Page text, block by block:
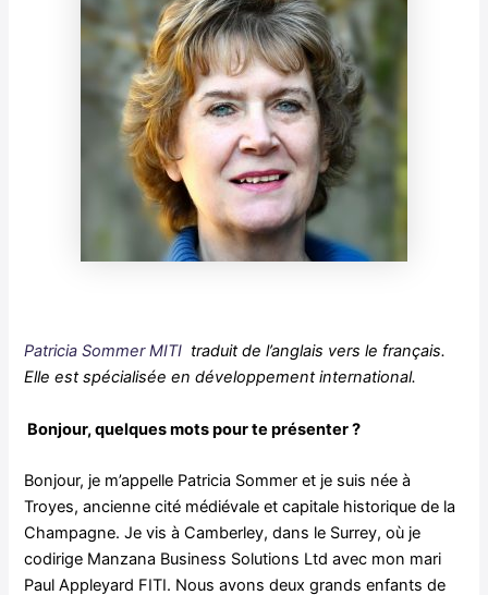
Patricia Sommer MITI traduit de l’anglais vers le français.
Elle est spécialisée en développement international.
Bonjour, quelques mots pour te présenter ?
Bonjour, je m’appelle Patricia Sommer et je suis née à
Troyes, ancienne cité médiévale et capitale historique de la
Champagne. Je vis à Camberley, dans le Surrey, où je
codirige Manzana Business Solutions Ltd avec mon mari
Paul Appleyard FITI. Nous avons deux grands enfants de